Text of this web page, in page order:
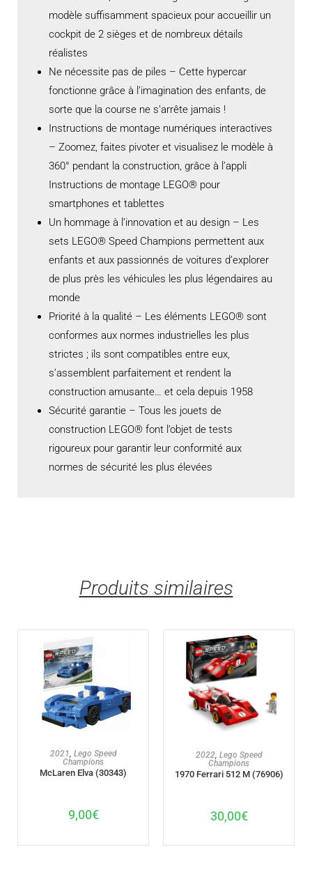
modèle suffisamment spacieux pour accueillir un
cockpit de 2 sièges et de nombreux détails
réalistes
Ne nécessite pas de piles – Cette hypercar
fonctionne grâce à l’imagination des enfants, de
sorte que la course ne s’arrête jamais !
Instructions de montage numériques interactives
– Zoomez, faites pivoter et visualisez le modèle à
360° pendant la construction, grâce à l’appli
Instructions de montage LEGO® pour
smartphones et tablettes
Un hommage à l’innovation et au design – Les
sets LEGO® Speed Champions permettent aux
enfants et aux passionnés de voitures d’explorer
de plus près les véhicules les plus légendaires au
monde
Priorité à la qualité – Les éléments LEGO® sont
conformes aux normes industrielles les plus
strictes ; ils sont compatibles entre eux,
s’assemblent parfaitement et rendent la
construction amusante… et cela depuis 1958
Sécurité garantie – Tous les jouets de
construction LEGO® font l’objet de tests
rigoureux pour garantir leur conformité aux
normes de sécurité les plus élevées
Produits similaires
AJOUTER AU PANIER
2021, Lego Speed
Champions
McLaren Elva (30343)
9,00€
AJOUTER AU PANIER
2022, Lego Speed
Champions
1970 Ferrari 512 M (76906)
30,00€